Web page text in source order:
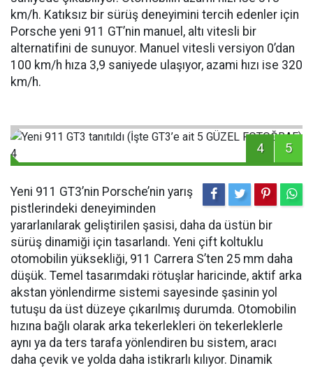
km/h. Katıksız bir sürüş deneyimini tercih edenler için
Porsche yeni 911 GT’nin manuel, altı vitesli bir
alternatifini de sunuyor. Manuel vitesli versiyon 0’dan
100 km/h hıza 3,9 saniyede ulaşıyor, azami hızı ise 320
km/h.
4 5
Yeni 911 GT3’nin Porsche’nin yarış
pistlerindeki deneyiminden
yararlanılarak geliştirilen şasisi, daha da üstün bir
sürüş dinamiği için tasarlandı. Yeni çift koltuklu
otomobilin yüksekliği, 911 Carrera S’ten 25 mm daha
düşük. Temel tasarımdaki rötuşlar haricinde, aktif arka
akstan yönlendirme sistemi sayesinde şasinin yol
tutuşu da üst düzeye çıkarılmış durumda. Otomobilin
hızına bağlı olarak arka tekerlekleri ön tekerleklerle
aynı ya da ters tarafa yönlendiren bu sistem, aracı
daha çevik ve yolda daha istikrarlı kılıyor. Dinamik